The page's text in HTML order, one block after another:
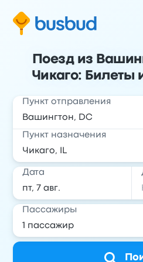
Поезд из
Чикаго: Билеты
Пункт отправления
Пункт назначения
Дата
Пассажиры